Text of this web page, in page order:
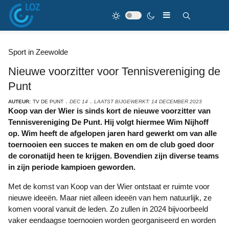
Sport in Zeewolde
Nieuwe voorzitter voor Tennisvereniging de
Punt
AUTEUR: TV DE PUNT DEC 14 LAATST BIJGEWERKT: 14 DECEMBER 2023
Koop van der Wier is sinds kort de nieuwe voorzitter van
Tennisvereniging De Punt. Hij volgt hiermee Wim Nijhoff
op. Wim heeft de afgelopen jaren hard gewerkt om van alle
toernooien een succes te maken en om de club goed door
de coronatijd heen te krijgen. Bovendien zijn diverse teams
in zijn periode kampioen geworden.
Met de komst van Koop van der Wier ontstaat er ruimte voor
nieuwe ideeën. Maar niet alleen ideeën van hem natuurlijk, ze
komen vooral vanuit de leden. Zo zullen in 2024 bijvoorbeeld
vaker eendaagse toernooien worden georganiseerd en worden